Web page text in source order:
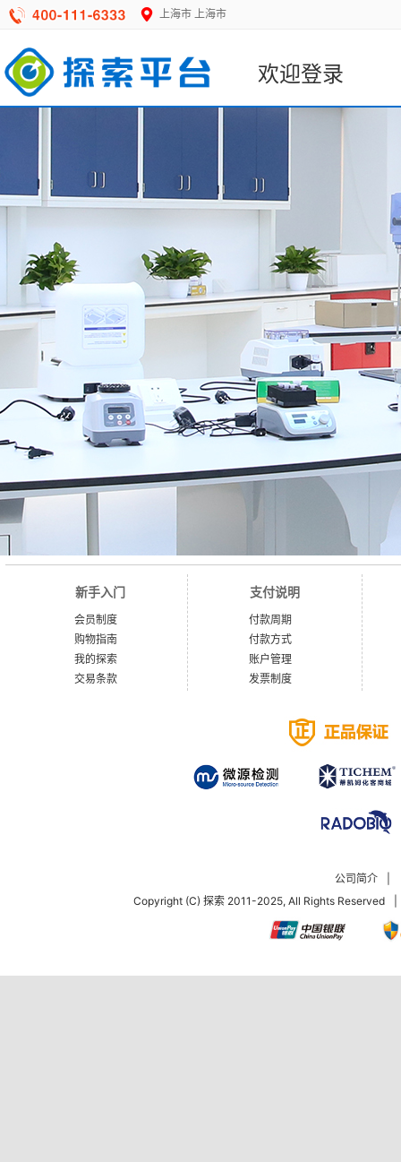
上海市 上海市
欢迎登录
新手入门
会员制度
购物指南
我的探索
交易条款
支付说明
付款周期
付款方式
账户管理
发票制度
公司简介
Copyright (C) 探索 2011-2025, All Rights Reserved